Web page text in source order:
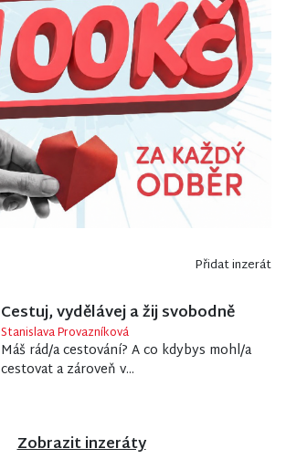
Přidat inzerát
Cestuj, vydělávej a žij svobodně
Stanislava Provazníková
Máš rád/a cestování? A co kdybys mohl/a
cestovat a zároveň v...
Zobrazit inzeráty